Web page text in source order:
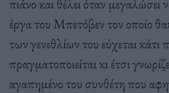
έργα του Μπετόβεν τον οποίο
των γενεθλίων του εύχεται κάτι
πραγματοποιείται κι έτσι
αγαπημένο του συνθέτη που